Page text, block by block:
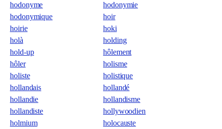
hodonyme
hodonymie
hodonymique
hoir
hoirie
hoki
holà
holding
hold-up
hôlement
hôler
holisme
holiste
holistique
hollandais
hollandé
hollandie
hollandisme
hollandiste
hollywoodien
holmium
holocauste